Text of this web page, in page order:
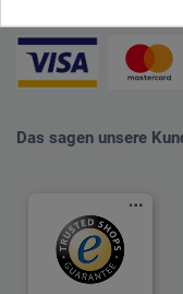
Das sagen unsere